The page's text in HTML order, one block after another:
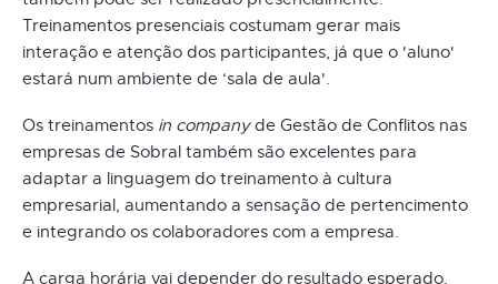
Treinamentos presenciais costumam gerar mais
interação e atenção dos participantes, já que o 'aluno'
estará num ambiente de ‘sala de aula'.
Os treinamentos in companyde Gestão de Conflitos nas
empresas de Sobral também são excelentes para
adaptar a linguagem do treinamento à cultura
empresarial, aumentando a sensação de pertencimento
e integrando os colaboradores com a empresa.
A carga horária vai depender do resultado esperado,